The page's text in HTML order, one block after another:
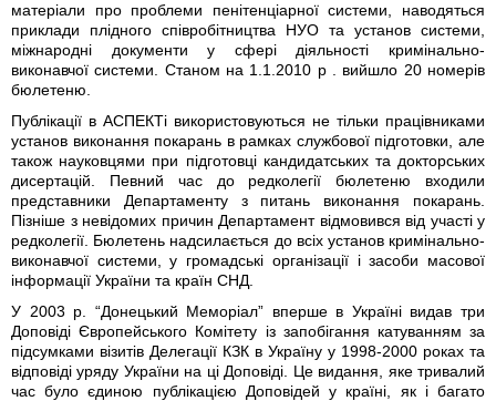
матеріали про проблеми пенітенціарної системи, наводяться
приклади плідного співробітництва НУО та установ системи,
міжнародні документи у сфері діяльності кримінально-
виконавчої системи. Станом на 1.1.2010 р . вийшло 20 номерів
бюлетеню.
Публікації в АСПЕКТі використовуються не тільки працівниками
установ виконання покарань в рамках службової підготовки, але
також науковцями при підготовці кандидатських та докторських
дисертацій. Певний час до редколегії бюлетеню входили
представники Департаменту з питань виконання покарань.
Пізніше з невідомих причин Департамент відмовився від участі у
редколегії. Бюлетень надсилається до всіх установ кримінально-
виконавчої системи, у громадські організації і засоби масової
інформації України та країн СНД.
У 2003 р. “Донецький Меморіал” вперше в Україні видав три
Доповіді Європейського Комітету із запобігання катуванням за
підсумками візитів Делегації КЗК в Україну у 1998-2000 роках та
відповіді уряду України на ці Доповіді. Це видання, яке тривалий
час було єдиною публікацією Доповідей у країні, як і багато